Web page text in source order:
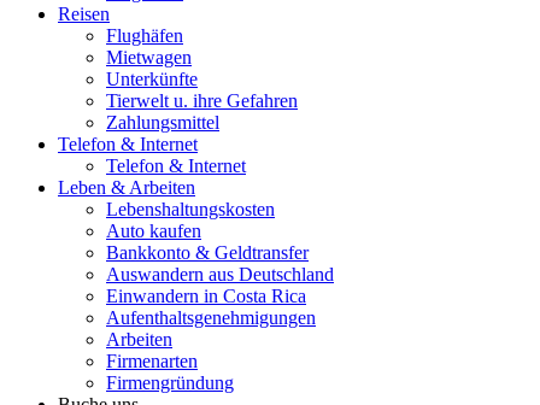
Reisen
Flughäfen
Mietwagen
Unterkünfte
Tierwelt u. ihre Gefahren
Zahlungsmittel
Telefon & Internet
Telefon & Internet
Leben & Arbeiten
Lebenshaltungskosten
Auto kaufen
Bankkonto & Geldtransfer
Auswandern aus Deutschland
Einwandern in Costa Rica
Aufenthaltsgenehmigungen
Arbeiten
Firmenarten
Firmengründung